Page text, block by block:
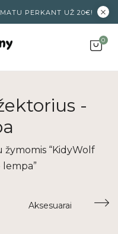
PERKANT UŽ 20€!
0
-
“KidyWolf
Aksesuarai